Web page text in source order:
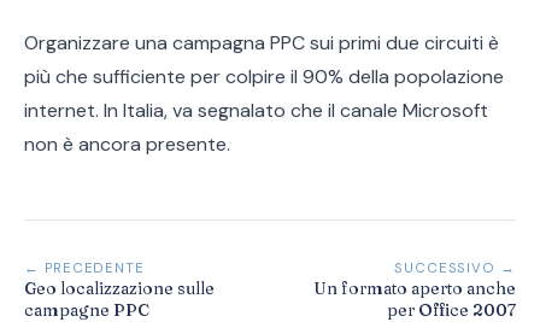
Organizzare una campagna PPC sui primi due circuiti è
più che sufficiente per colpire il 90% della popolazione
internet. In Italia, va segnalato che il canale Microsoft
non è ancora presente.
← PRECEDENTE
Geo localizzazione sulle
campagne PPC
SUCCESSIVO →
Un formato aperto anche
per Office 2007